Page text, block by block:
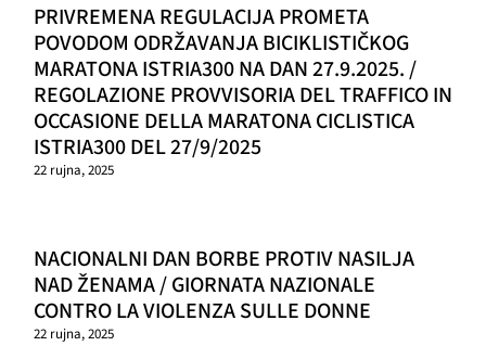
PRIVREMENA REGULACIJA PROMETA
POVODOM ODRŽAVANJA BICIKLISTIČKOG
MARATONA ISTRIA300 NA DAN 27.9.2025. /
REGOLAZIONE PROVVISORIA DEL TRAFFICO IN
OCCASIONE DELLA MARATONA CICLISTICA
ISTRIA300 DEL 27/9/2025
22 rujna, 2025
NACIONALNI DAN BORBE PROTIV NASILJA
NAD ŽENAMA / GIORNATA NAZIONALE
CONTRO LA VIOLENZA SULLE DONNE
22 rujna, 2025